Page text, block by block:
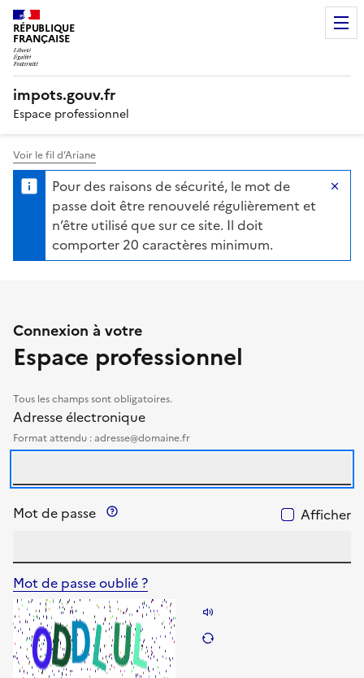
RÉPUBLIQUE
FRANÇAISE
impots.gouv.fr
Espace professionnel
Voir le fil d’Ariane
Authentification des
Pour des raisons de sécurité, le mot de
passe doit être renouvelé régulièrement et
n’être utilisé que sur ce site. Il doit
comporter 20 caractères minimum.
Connexion à votre
Espace professionnel
Tous les champs sont obligatoires.
identifiants
Adresse électronique
Format attendu : adresse@domaine.fr
Mot de passe Précision sur le mot de passe Afficher
Mot de passe oublié ?